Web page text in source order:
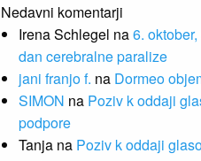
Nedavni komentarji
Irena Schlegel na6.
dan cerebralne paralize
jani franjo f. na Dormeo
SIMON na Poziv k oddaji
podpore
Tanjana Poziv k oddaji